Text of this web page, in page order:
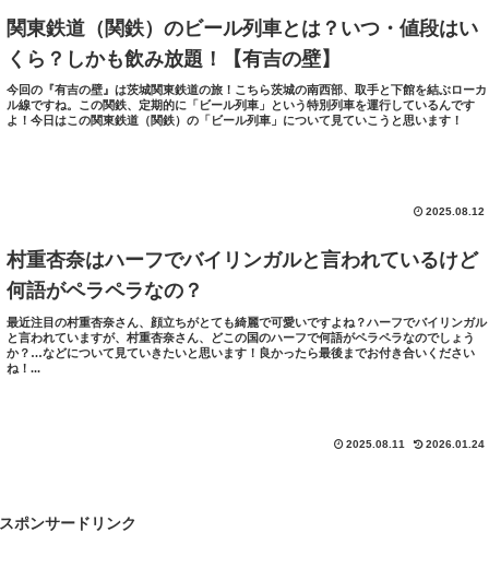
関東鉄道（関鉄）のビール列車とは？いつ・値段はい
くら？しかも飲み放題！【有吉の壁】
今回の『有吉の壁』は茨城関東鉄道の旅！こちら茨城の南西部、取手と下館を結ぶローカ
ル線ですね。この関鉄、定期的に「ビール列車」という特別列車を運行しているんです
よ！今日はこの関東鉄道（関鉄）の「ビール列車」について見ていこうと思います！
2025.08.12
村重杏奈はハーフでバイリンガルと言われているけど
何語がペラペラなの？
最近注目の村重杏奈さん、顔立ちがとても綺麗で可愛いですよね？ハーフでバイリンガル
と言われていますが、村重杏奈さん、どこの国のハーフで何語がペラペラなのでしょう
か？…などについて見ていきたいと思います！良かったら最後までお付き合いください
ね！...
2025.08.11 2026.01.24
スポンサードリンク